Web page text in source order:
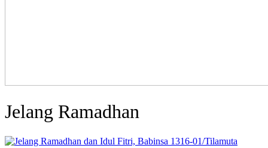
Jelang Ramadhan